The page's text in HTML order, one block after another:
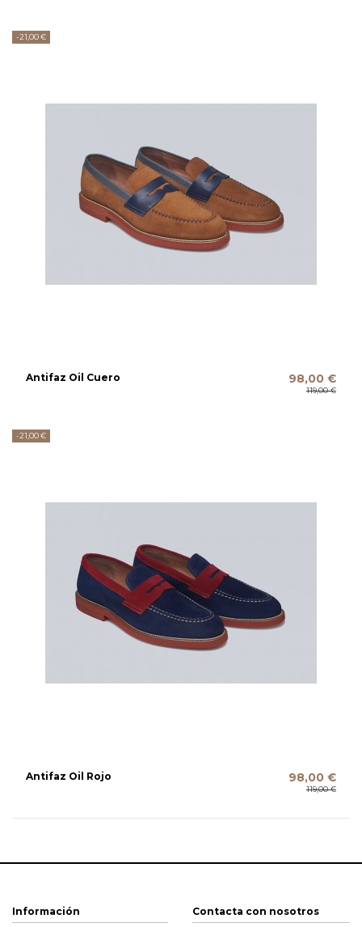
-21,00 €
Antifaz Oil Cuero 98,00 €
119,00 €
-21,00 €
Antifaz Oil Rojo 98,00 €
119,00 €
Información Contacta con nosotros